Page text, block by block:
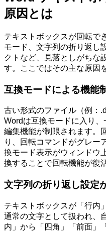
原因とは
テキストボックスが回転で
モード、文字列の折り返し
クトなど、見落としがちな
す。ここではその主な原因
互換モードによる機能
古い形式のファイル（例：
Wordは互換モードに入り
編集機能が制限されます。
り、回転コマンドがグレー
換モード表示がウィンドウ
換することで回転機能が復
文字列の折り返し設定
テキストボックスが「行内
通常の文字として扱われ、
内」から「四角」「前面」